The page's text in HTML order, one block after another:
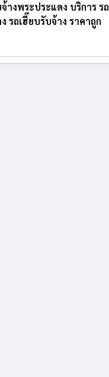
างพระประแดง บริการ รถ
รถเฮี๊ยบรับจ้าง ราคาถูก